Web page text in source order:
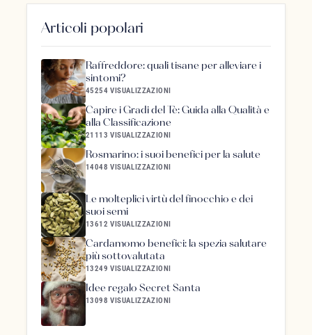
Articoli popolari
Raffreddore: quali tisane per alleviare i
sintomi?
45254 VISUALIZZAZIONI
Capire i Gradi del Tè: Guida alla Qualità e
alla Classificazione
21113 VISUALIZZAZIONI
Rosmarino: i suoi benefici per la salute
14048 VISUALIZZAZIONI
Le molteplici virtù del finocchio e dei
suoi semi
13612 VISUALIZZAZIONI
Cardamomo benefici: la spezia salutare
più sottovalutata
13249 VISUALIZZAZIONI
Idee regalo Secret Santa
13098 VISUALIZZAZIONI